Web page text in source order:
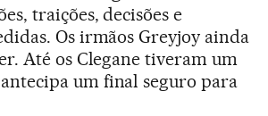
traições, decisões e
Os irmãos Greyjoy ainda
Até os Clegane tiveram um
um final seguro para